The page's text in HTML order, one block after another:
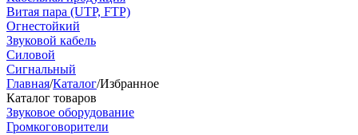
Витая пара (UTP, FTP)
Огнестойкий
Звуковой кабель
Силовой
Сигнальный
Главная/Каталог/Избранное
Каталог товаров
Звуковое оборудование
Громкоговорители